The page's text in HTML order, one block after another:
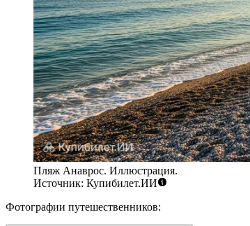
Пляж Анаврос. Иллюстрация.
Источник: Купибилет.ИИ
Фотографии путешественников: